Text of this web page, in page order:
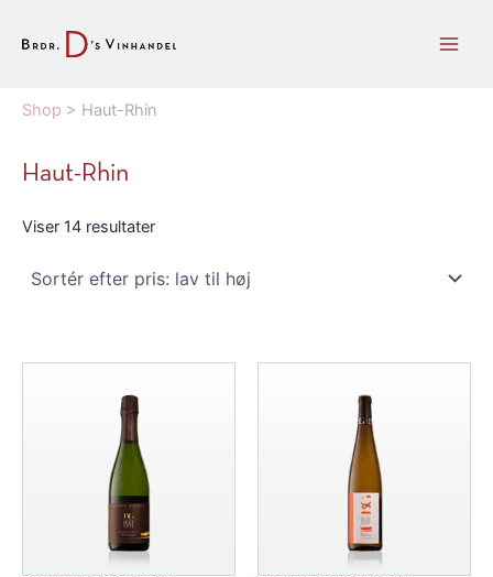
Shop > Haut-Rhin
Haut-Rhin
Viser 14 resultaterSorteret
lav
til